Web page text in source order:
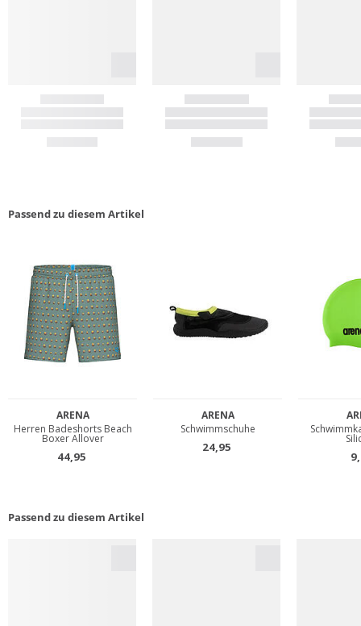
Passend zu diesem Artikel
Passend zu diesem Artikel